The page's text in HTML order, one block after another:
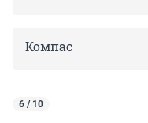
Компас
6 / 10